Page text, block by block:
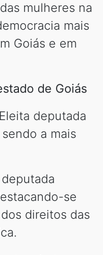
mulheres na
mais
Goiás e em
de Goiás
deputada
a mais
se
direitos das